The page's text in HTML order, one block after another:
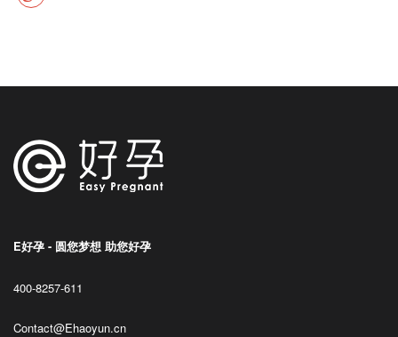
E好孕 - 圆您梦想 助您好孕
400-8257-611
Contact@Ehaoyun.cn